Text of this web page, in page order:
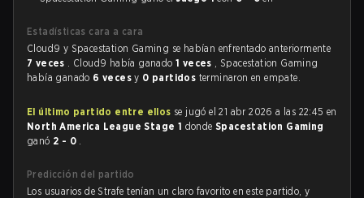
Estadísticas cara a cara
Cloud9 y Spacestation Gaming se habían enfrentado anteriormente
7 veces . Cloud9 había ganado1 veces , Spacestation Gaming
había ganado 6 vecesy 0 partidos terminaron en empate.
El último partido entre ellos se jugó el 21 abr 2026 a las 22:45 en
North America League Stage 1 dondeSpacestation Gaming
ganó 2 - 0 .
Predicción del partido
Los usuarios de Strafe tenían un claro favorito en este partido, y